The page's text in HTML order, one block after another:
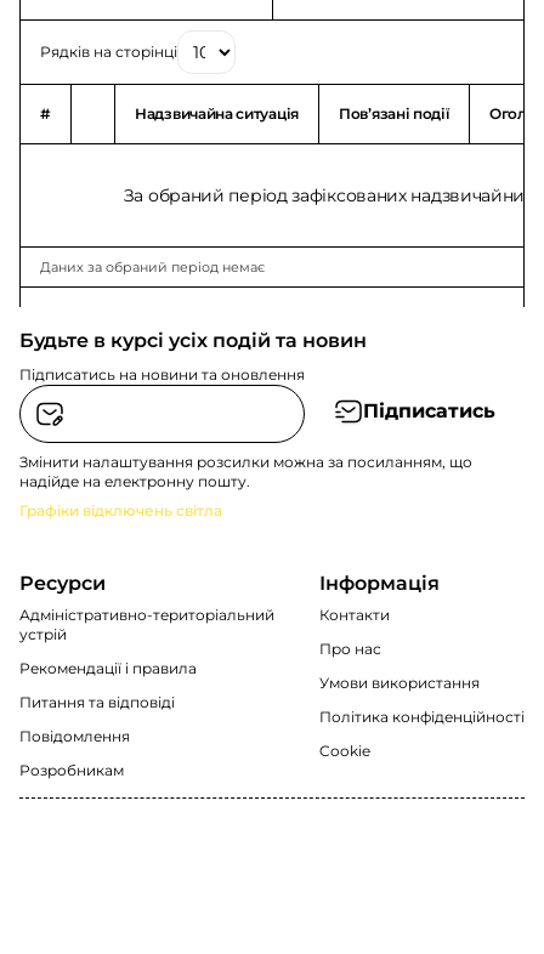
Рядків на сторінці
# Надзвичайна ситуація Повʼязані події
За обраний період зафіксованих надзвичайних
Даних за обраний період немає
Будьте в курсі усіх подій та новин
Підписатись на новини та оновлення
Підписатись
Змінити налаштування розсилки можна за посиланням, що
надійде на електронну пошту.
Графіки відключень світла
Ресурси
Адміністративно-територіальний
устрій
Рекомендації i правила
Питання та відповіді
Повідомлення
Розробникам
Інформація
Контакти
Про нас
Умови використання
Політика конфіденційності
Cookie